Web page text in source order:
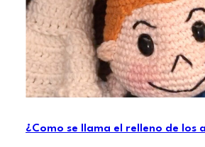
¿Como se llama el relleno de los